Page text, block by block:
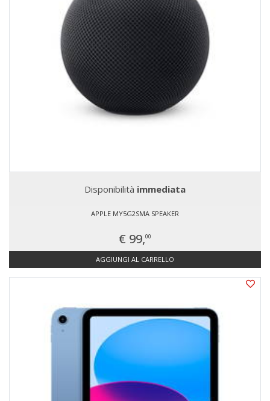
Disponibilità immediata
APPLE MY5G2SMA SPEAKER
€ 99,00
AGGIUNGI AL CARRELLO